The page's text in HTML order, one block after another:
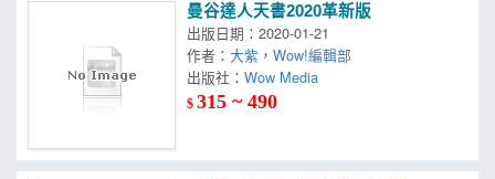
曼谷達人天書2020革新版
出版日期：2020-01-21
作者：大紫 ，Wow!編輯部
出版社：
$315 ~ 490